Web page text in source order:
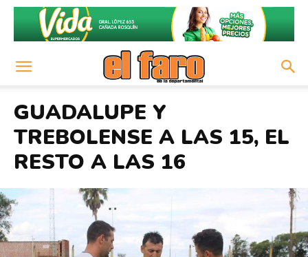
GUADALUPE Y
TREBOLENSE A LAS 15, EL
RESTO A LAS 16